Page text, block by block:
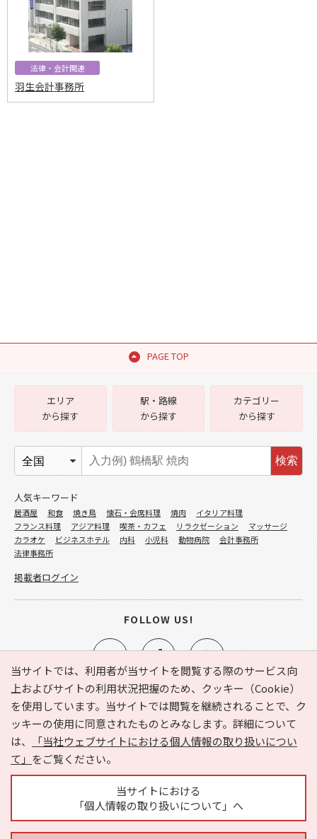
法律・会計関連
羽生会計事務所
PAGE TOP
当サイトでは、利用者が当サイトを閲覧する際のサービス向
上およびサイトの利用状況把握のため、クッキー（Cookie）
を使用しています。当サイトでは閲覧を継続されることで、ク
ッキーの使用に同意されたものとみなします。詳細について
は、
「当社ウェブサイトにおける個人情報の取り扱いについ
て」 をご覧ください。
当サイトにおける
「個人情報の取り扱いについて」へ
e-NAVITA（イーナビタ）とは？ お気に入り
ヘルプ
利用規約
個人情報の取り扱いについて
運営会社
サイトマップ
広告掲載に関するお問い合わせ
エリア
から探す
駅・路線
から探す
カテゴリー
から探す
検索
人気キーワード
居酒屋 和食 焼き鳥 懐石・会席料理 焼肉
イタリア料理
フランス料理
アジア料理 喫茶・カフェ リラクゼーション
マッサージ
カラオケ
ビジネスホテル 内科 小児科 動物病院
会計事務所
法律事務所
掲載者ログイン
FOLLOW US!